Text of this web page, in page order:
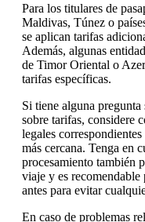
Para los titulares de
Maldivas, Túnez o
se aplican tarifas
Además, algunas
de Timor Oriental o
tarifas específicas.
Si tiene alguna
sobre tarifas, considere
legales
más cercana. Tenga en
procesamiento también
viaje y es recomendable
antes para evitar
En caso de problemas